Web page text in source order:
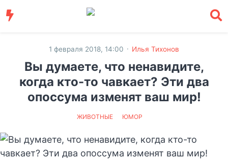
1 февраля 2018, 14:00 · Илья Тихонов
Вы думаете, что ненавидите,
когда кто-то чавкает? Эти два
опоссума изменят ваш мир!
ЖИВОТНЫЕ ЮМОР